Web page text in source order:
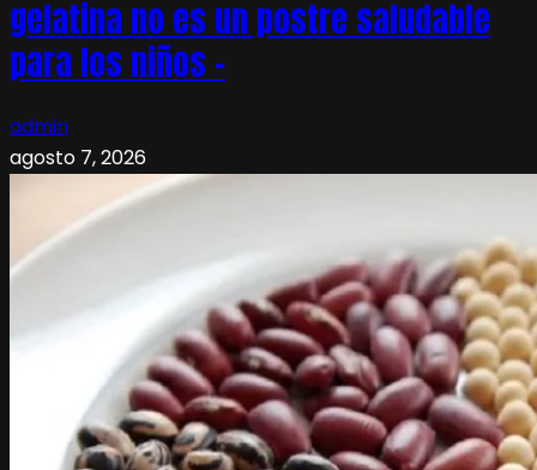
gelatina no es un postre saludable
para los niños –
admin
agosto 7, 2026